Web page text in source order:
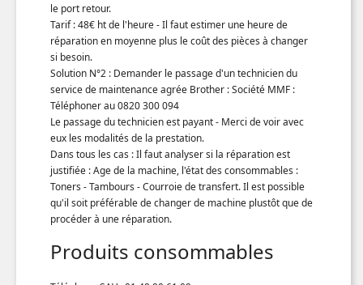
le port retour.
Tarif : 48€ ht de l'heure - Il faut estimer une heure de
réparation en moyenne plus le coût des pièces à changer
si besoin.
Solution N°2 : Demander le passage d'un technicien du
service de maintenance agrée Brother : Société MMF :
Téléphoner au 0820 300 094
Le passage du technicien est payant - Merci de voir avec
eux les modalités de la prestation.
Dans tous les cas : Il faut analyser si la réparation est
justifiée : Age de la machine, l'état des consommables :
Toners - Tambours - Courroie de transfert. Il est possible
qu'il soit préférable de changer de machine plustôt que de
procéder à une réparation.
Produits consommables